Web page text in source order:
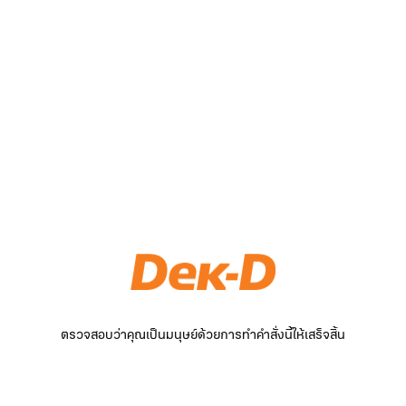
ตรวจสอบว่าคุณเป็นมนุษย์ด้วยการทำคำสั่งนี้ให้เสร็จสิ้น